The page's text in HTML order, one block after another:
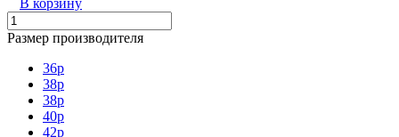
В корзину
Размер производителя
36p
38p
38р
40p
42p